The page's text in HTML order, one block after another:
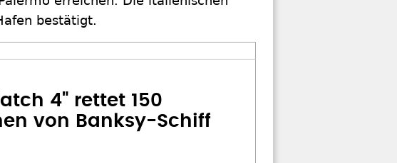
bestätigt.
4" rettet 150
von Banksy-Schiff